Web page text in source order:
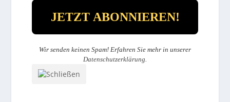
Wir senden keinen Spam! Erfahren Sie mehr in unserer
Datenschutzerklärung